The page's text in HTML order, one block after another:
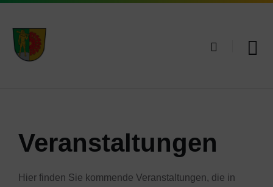
Skip
content
Skip
main
navigation
Skip
footer
Veranstaltungen
Hier finden Sie kommende Veranstaltungen, die in